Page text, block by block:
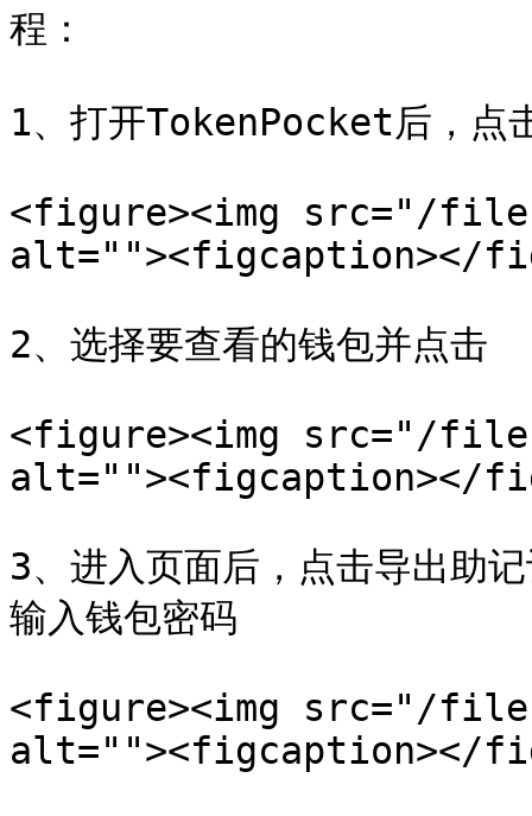
程：
1、打开TokenPocket后，点
<figure><img src="/files/
alt=""><figcaption></
2、选择要查看的钱包并点击
<figure><img src="/files/
alt=""><figcaption></
3、进入页面后，点击导出助
输入钱包密码
<figure><img src="/files/
alt=""><figcaption></